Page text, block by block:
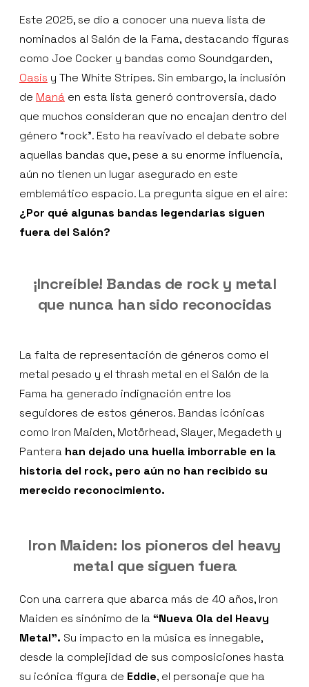
Este 2025, se dio a conocer una nueva lista de
nominados al Salón de la Fama, destacando figuras
como Joe Cocker y bandas como Soundgarden,
Oasis y The White Stripes. Sin embargo, la inclusión
de Maná en esta lista generó controversia, dado
que muchos consideran que no encajan dentro del
género “rock”. Esto ha reavivado el debate sobre
aquellas bandas que, pese a su enorme influencia,
aún no tienen un lugar asegurado en este
emblemático espacio. La pregunta sigue en el aire:
¿Por qué algunas bandas legendarias siguen
fuera del Salón?
¡Increíble! Bandas de rock y metal
que nunca han sido reconocidas
La falta de representación de géneros como el
metal pesado y el thrash metal en el Salón de la
Fama ha generado indignación entre los
seguidores de estos géneros. Bandas icónicas
como Iron Maiden, Motörhead, Slayer, Megadeth y
Pantera han dejado una huella imborrable en la
historia del rock, pero aún no han recibido su
merecido reconocimiento.
Iron Maiden: los pioneros del heavy
metal que siguen fuera
Con una carrera que abarca más de 40 años, Iron
Maiden es sinónimo de la“Nueva Ola del Heavy
Metal”. Su impacto en la música es innegable,
desde la complejidad de sus composiciones hasta
su icónica figura de Eddie, el personaje que ha